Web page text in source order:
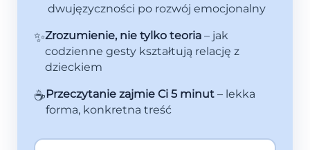
dwujęzyczności po rozwój emocjonalny
✨Zrozumienie, nie tylko teoria– jak
codzienne gesty kształtują relację z
dzieckiem
☕Przeczytanie zajmie Ci 5 minut– lekka
forma, konkretna treść